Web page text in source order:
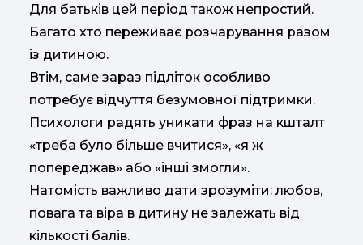
Для батьків цей період також непростий.
Багато хто переживає розчарування разом
із дитиною.
Втім, саме зараз підліток особливо
потребує відчуття безумовної підтримки.
Психологи радять уникати фраз на кшталт
«треба було більше вчитися», «я ж
попереджав» або «інші змогли».
Натомість важливо дати зрозуміти: любов,
повага та віра в дитину не залежать від
кількості балів.